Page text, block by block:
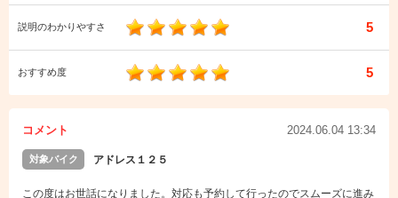
説明のわかりやすさ 5
おすすめ度 5
コメント 2024.06.04 13:34
対象バイク アドレス１２５
この度はお世話になりました。対応も予約して行ったのでスムーズに進み